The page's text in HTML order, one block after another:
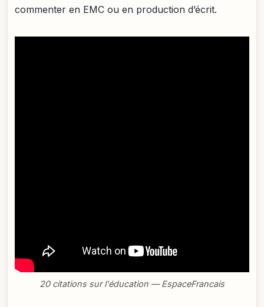
commenter en EMC ou en production d’écrit.
20 citations sur l'éducation — EspaceFrancais